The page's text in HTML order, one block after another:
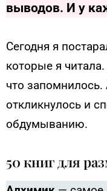
выводов. И у
Сегодня я
которые я
что
откликнулось и
обдумыванию.
50 книг для